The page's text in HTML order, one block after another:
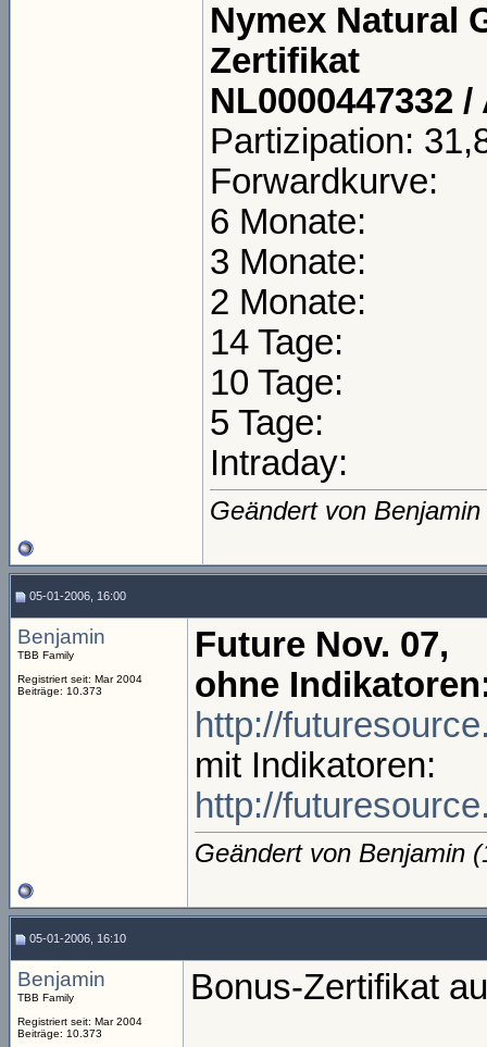
Nymex Natural
Zertifikat
NL0000447332
Partizipation:
Forwardkurve:
6 Monate:
3 Monate:
2 Monate:
14 Tage:
10 Tage:
5 Tage:
Intraday:
Geändert von
05-01-2006, 16:00
Benjamin
TBB Family
Registriert seit: Mar 2004
Beiträge: 10.373
Future Nov. 07,
ohne
http://
mit Indikatoren:
http://
Geändert von Benjamin
05-01-2006, 16:10
Benjamin
TBB Family
Registriert seit: Mar 2004
Beiträge: 10.373
Bonus-Zertifikat